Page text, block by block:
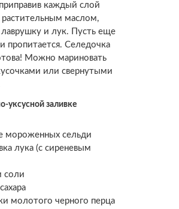
каждый слой
растительным маслом,
и лук. Пусть еще
пропитается. Селедочка
Можно мариновать
или свернутыми
уксусной заливке
мороженных сельди
лука (с сиреневым
соли
молотого черного перца